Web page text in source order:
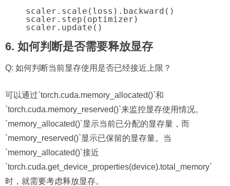
    scaler.scale(loss).backward()
    scaler.step(optimizer)
6. 如何判断是否需要释放显存
Q: 如何判断当前显存使用是否已经接近上限？
可以通过`torch.cuda.memory_allocated()`和
`torch.cuda.memory_reserved()`来监控显存使用情况。
`memory_allocated()`显示当前已分配的显存量，而
`memory_reserved()`显示已保留的显存量。当
`memory_allocated()`接近
`torch.cuda.get_device_properties(device).total_memory`
时，就需要考虑释放显存。